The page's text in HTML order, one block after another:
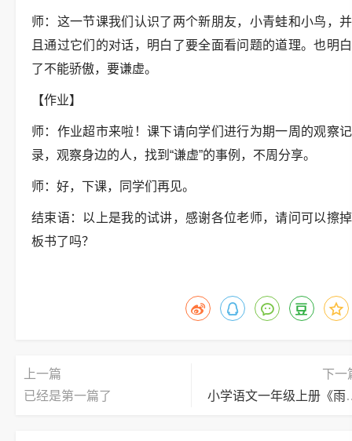
师：这一节课我们认识了两个新朋友，小青蛙和小鸟，并
且通过它们的对话，明白了要全面看问题的道理。也明白
了不能骄傲，要谦虚。
【作业】
师：作业超市来啦！课下请向学们进行为期一周的观察记
录，观察身边的人，找到“谦虚”的事例，不周分享。
师：好，下课，同学们再见。
结束语：以上是我的试讲，感谢各位老师，请问可以擦掉
板书了吗？
上一篇
已经是第一篇了
下一
小学语文